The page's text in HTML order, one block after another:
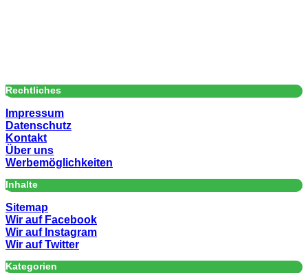
Rechtliches
Impressum
Datenschutz
Kontakt
Über uns
Werbemöglichkeiten
Inhalte
Sitemap
Wir auf Facebook
Wir auf Instagram
Wir auf Twitter
Kategorien